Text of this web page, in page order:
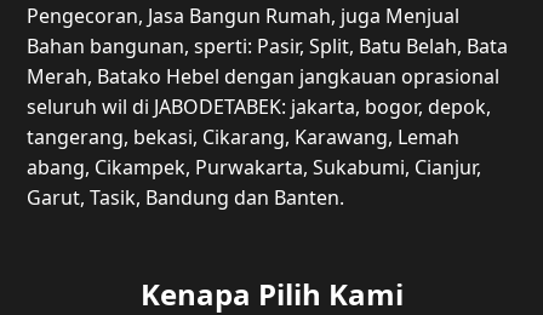
Pengecoran, Jasa Bangun Rumah, juga Menjual
Bahan bangunan, sperti: Pasir, Split, Batu Belah, Bata
Merah, Batako Hebel dengan jangkauan oprasional
seluruh wil di JABODETABEK: jakarta, bogor, depok,
tangerang, bekasi, Cikarang, Karawang, Lemah
abang, Cikampek, Purwakarta, Sukabumi, Cianjur,
Garut, Tasik, Bandung dan Banten.
Kenapa Pilih Kami